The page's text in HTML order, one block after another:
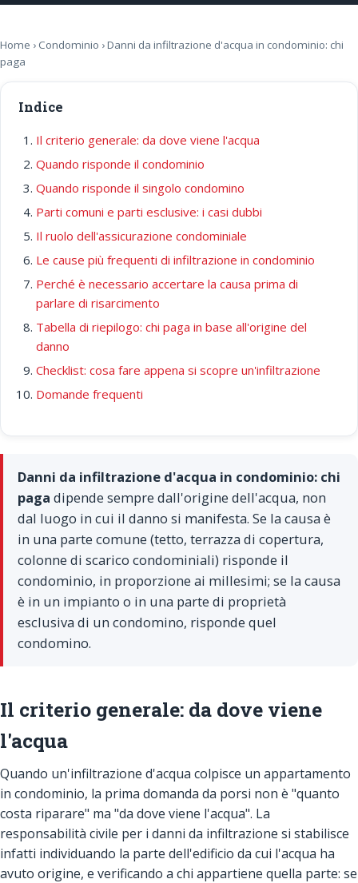
Home › Condominio › Danni da infiltrazione d'acqua in condominio: chi
paga
Indice
Il criterio generale: da dove viene l'acqua
Quando risponde il condominio
Quando risponde il singolo condomino
Parti comuni e parti esclusive: i casi dubbi
Il ruolo dell'assicurazione condominiale
Le cause più frequenti di infiltrazione in condominio
Perché è necessario accertare la causa prima di
parlare di risarcimento
Tabella di riepilogo: chi paga in base all'origine del
danno
Checklist: cosa fare appena si scopre un'infiltrazione
Domande frequenti
Danni da infiltrazione d'acqua in condominio: chi
paga dipende sempre dall'origine dell'acqua, non
dal luogo in cui il danno si manifesta. Se la causa è
in una parte comune (tetto, terrazza di copertura,
colonne di scarico condominiali) risponde il
condominio, in proporzione ai millesimi; se la causa
è in un impianto o in una parte di proprietà
esclusiva di un condomino, risponde quel
condomino.
Il criterio generale: da dove viene
l'acqua
Quando un'infiltrazione d'acqua colpisce un appartamento
in condominio, la prima domanda da porsi non è "quanto
costa riparare" ma "da dove viene l'acqua". La
responsabilità civile per i danni da infiltrazione si stabilisce
infatti individuando la parte dell'edificio da cui l'acqua ha
avuto origine, e verificando a chi appartiene quella parte: se